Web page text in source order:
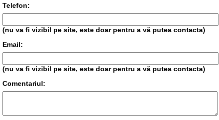
Telefon:
(nu va fi vizibil pe site, este doar pentru a vă putea contacta)
Email:
(nu va fi vizibil pe site, este doar pentru a vă putea contacta)
Comentariul: